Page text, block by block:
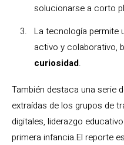
solucionarse a corto
La tecnología permite
activo y colaborativo,
curiosidad.
También destaca una serie
extraídas de los grupos de
digitales, liderazgo
primera infancia.El reporte